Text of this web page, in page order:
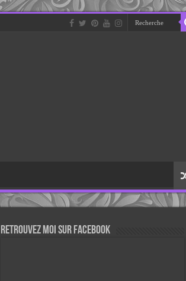
Retrouvez moi sur Facebook